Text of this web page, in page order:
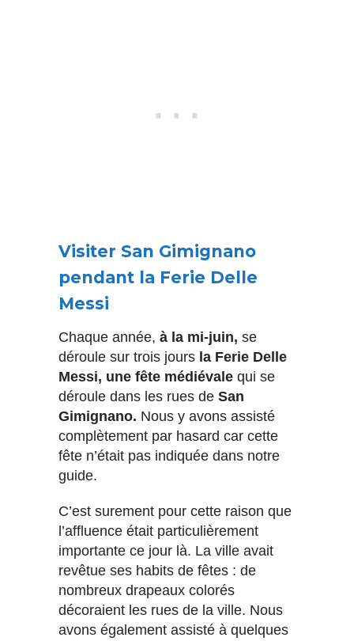
Visiter San Gimignano
pendant la Ferie Delle
Messi
Chaque année, à la mi-juin, se
déroule sur trois jours la Ferie Delle
Messi, une fête médiévale qui se
déroule dans les rues de San
Gimignano. Nous y avons assisté
complètement par hasard car cette
fête n’était pas indiquée dans notre
guide.
C’est surement pour cette raison que
l’affluence était particulièrement
importante ce jour là. La ville avait
revêtue ses habits de fêtes : de
nombreux drapeaux colorés
décoraient les rues de la ville. Nous
avons également assisté à quelques